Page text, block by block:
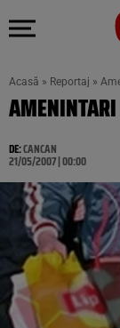
Acasă » Reportaj »
DE:CANCAN
21/05/2007 | 00:00